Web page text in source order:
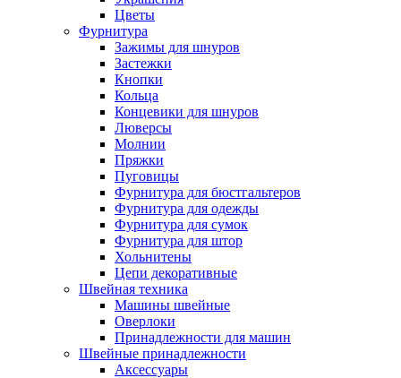
Цветы
Фурнитура
Зажимы для шнуров
Застежки
Кнопки
Кольца
Концевики для шнуров
Люверсы
Молнии
Пряжки
Пуговицы
Фурнитура для бюстгальтеров
Фурнитура для одежды
Фурнитура для сумок
Фурнитура для штор
Хольнитены
Цепи декоративные
Швейная техника
Машины швейные
Оверлоки
Принадлежности для машин
Швейные принадлежности
Аксессуары